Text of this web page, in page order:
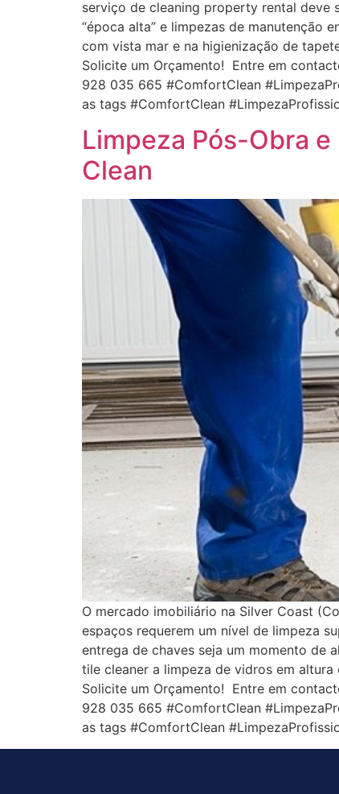
serviço de cleaning property rental deve
“época alta” e limpezas de manutenção
com vista mar e na higienização de
Solicite um Orçamento! Entre em
928 035 665 #ComfortClean
as tags #ComfortClean
Limpeza Pós-Obra
Clean
O mercado imobiliário na Silver Coast
espaços requerem um nível de limpeza
entrega de chaves seja um momento de
tile cleaner a limpeza de vidros em
Solicite um Orçamento! Entre em
928 035 665 #ComfortClean
as tags #ComfortClean